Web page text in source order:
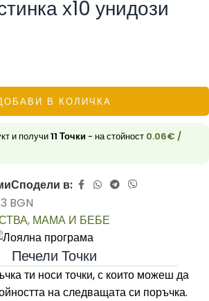
х10 унидози
В КОЛИЧКА
и получи11 Точки- на стойност 0.06€ /
Сподели в:
BGN
, МАМА И БЕБЕ
Печели Точки
ти носи точки, с които можеш да
на следващата си поръчка.